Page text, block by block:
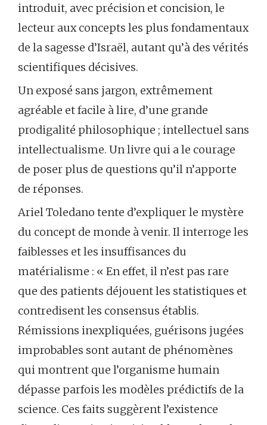
introduit, avec précision et concision, le
lecteur aux concepts les plus fondamentaux
de la sagesse d’Israël, autant qu’à des vérités
scientifiques décisives.
Un exposé sans jargon, extrêmement
agréable et facile à lire, d’une grande
prodigalité philosophique ; intellectuel sans
intellectualisme. Un livre qui a le courage
de poser plus de questions qu’il n’apporte
de réponses.
Ariel Toledano tente d’expliquer le mystère
du concept de monde à venir. Il interroge les
faiblesses et les insuffisances du
matérialisme : « En effet, il n’est pas rare
que des patients déjouent les statistiques et
contredisent les consensus établis.
Rémissions inexpliquées, guérisons jugées
improbables sont autant de phénomènes
qui montrent que l’organisme humain
dépasse parfois les modèles prédictifs de la
science. Ces faits suggèrent l’existence